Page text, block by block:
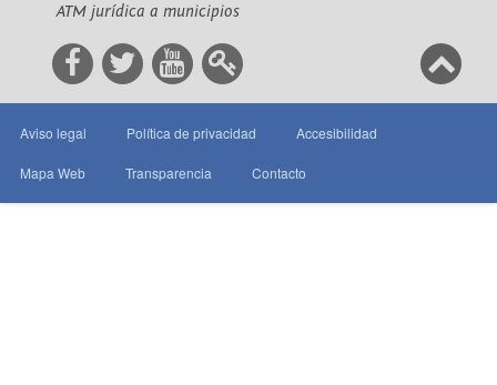
ATM jurídica a municipios
Aviso legal Política de privacidad Accesibilidad
Mapa Web Transparencia Contacto